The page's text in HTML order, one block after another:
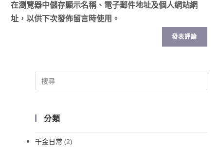
在瀏覽器中儲存顯示名稱、電子郵件地址及個人網站網
址，以供下次發佈留言時使用。
分類
千金日常 (2)